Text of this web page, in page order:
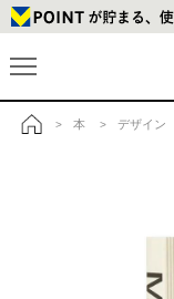
> 本 > デザイン